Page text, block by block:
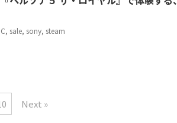
, sale, sony, steam
Next »